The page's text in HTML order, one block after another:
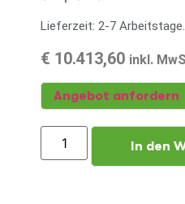
Lieferzeit: 2-7 Arbeitstage.
€ 10.413,60 inkl.
Angebot anfordern
In den